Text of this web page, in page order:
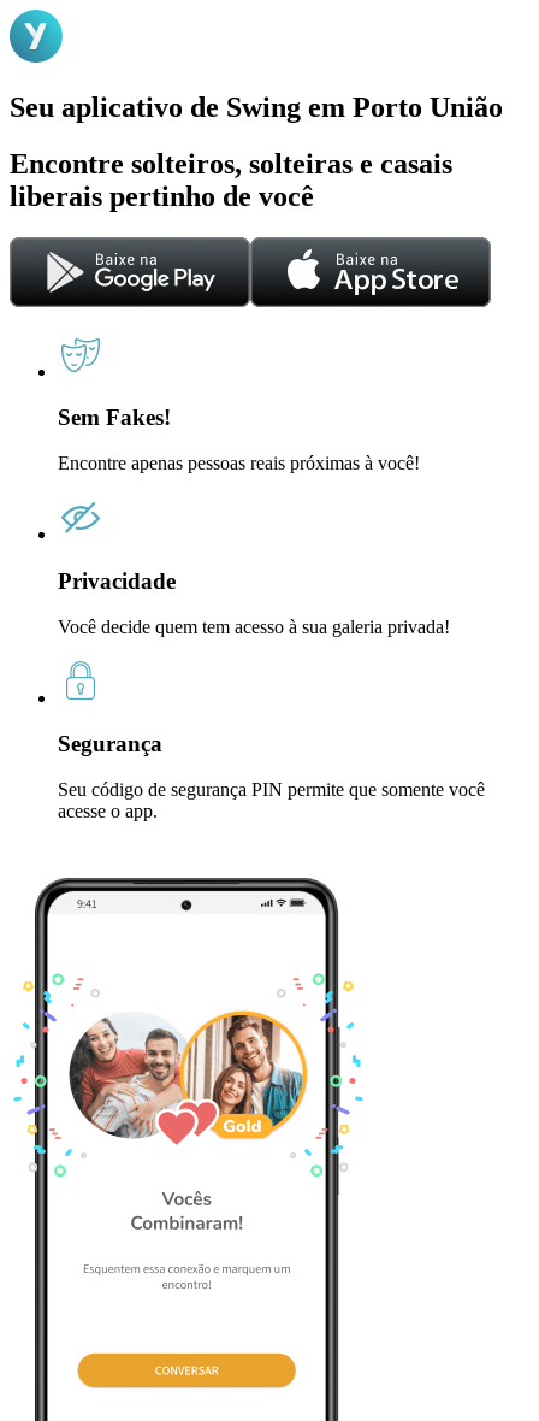
Seu aplicativo de Swing em Porto União
Encontre solteiros, solteiras e casais
liberais pertinho de você
Sem Fakes!
Encontre apenas pessoas reais próximas à você!
Privacidade
Você decide quem tem acesso à sua galeria privada!
Segurança
Seu código de segurança PIN permite que somente você
acesse o app.